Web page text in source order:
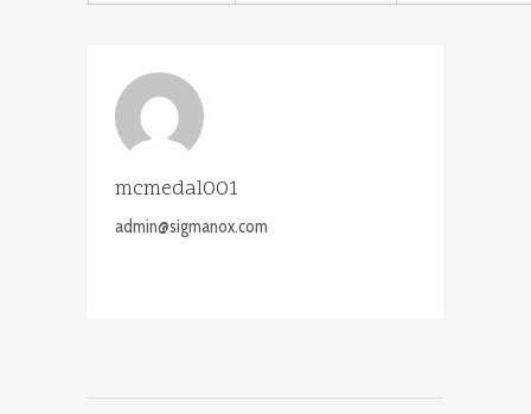
mcmedal001
admin@sigmanox.com